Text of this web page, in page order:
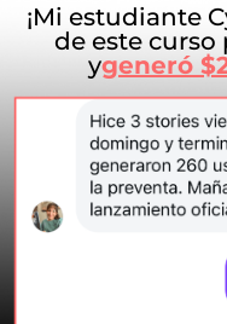
¡Mi estudiante
de este curso
ygeneró